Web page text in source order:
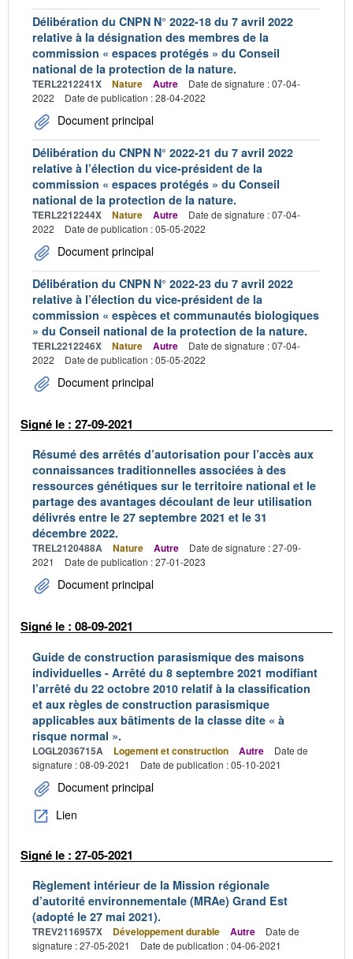
Délibération du CNPN N° 2022-18 du 7 avril 2022
relative à la désignation des membres de la
commission « espaces protégés » du Conseil
national de la protection de la nature.
TERL2212241X Nature Autre
Date de signature : 07-04-
2022
Date de publication : 28-04-2022
Document principal
Délibération du CNPN N° 2022-21 du 7 avril 2022
relative à l’élection du vice-président de la
commission « espaces protégés » du Conseil
national de la protection de la nature.
TERL2212244X Nature Autre
Date de signature : 07-04-
2022
Date de publication : 05-05-2022
Document principal
Délibération du CNPN N° 2022-23 du 7 avril 2022
relative à l’élection du vice-président de la
commission « espèces et communautés biologiques
» du Conseil national de la protection de la nature.
TERL2212246X Nature Autre
Date de signature : 07-04-
2022
Date de publication : 05-05-2022
Document principal
Signé le : 27-09-2021
Résumé des arrêtés d’autorisation pour l’accès aux
connaissances traditionnelles associées à des
ressources génétiques sur le territoire national et le
partage des avantages découlant de leur utilisation
délivrés entre le 27 septembre 2021 et le 31
décembre 2022.
TREL2120488A Nature Autre
Date de signature : 27-09-
2021
Date de publication : 27-01-2023
Document principal
Signé le : 08-09-2021
Guide de construction parasismique des maisons
individuelles - Arrêté du 8 septembre 2021 modifiant
l’arrêté du 22 octobre 2010 relatif à la classification
et aux règles de construction parasismique
applicables aux bâtiments de la classe dite « à
risque normal ».
LOGL2036715A Logement et construction Autre
Date de
signature : 08-09-2021
Date de publication : 05-10-2021
Document principal
Lien
Signé le : 27-05-2021
Règlement intérieur de la Mission régionale
d’autorité environnementale (MRAe) Grand Est
(adopté le 27 mai 2021).
TREV2116957X Développement durable Autre
Date de
signature : 27-05-2021
Date de publication : 04-06-2021